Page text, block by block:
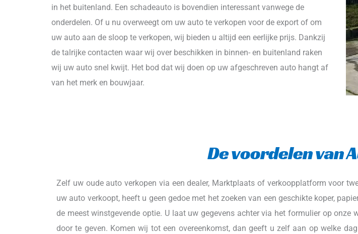
in het buitenland. Een schadeauto is bovendien interessant vanwege de
onderdelen. Of u nu overweegt om uw auto te verkopen voor de export of om
uw auto aan de sloop te verkopen, wij bieden u altijd een eerlijke prijs. Dankzij
de talrijke contacten waar wij over beschikken in binnen- en buitenland raken
wij uw auto snel kwijt. Het bod dat wij doen op uw afgeschreven auto hangt af
van het merk en bouwjaar.
De voordelen van
Zelf uw oude auto verkopen via een dealer, Marktplaats of verkoopplatform voor
uw auto verkoopt, heeft u geen gedoe met het zoeken van een geschikte koper,
de meest winstgevende optie. U laat uw gegevens achter via het formulier op
door te geven. Komen wij tot een overeenkomst, dan geeft u zelf aan op welke